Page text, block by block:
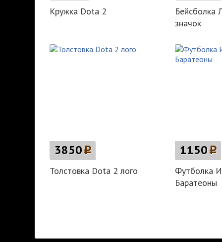
Кружка Dota 2
Бейсболка
значок
3850p
Толстовка Dota 2 лого
1150p
Футболка
Баратеоны